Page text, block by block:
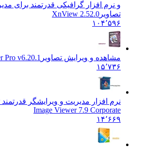
و نرم افزار گرافیکی قدرتمند برای مدیریت
XnView 2.52.0
۱۰۴٬۵۹۶
مشاهده و ویرایش تصاویر Pro v6.20.1
۱۵٬۷۳۶
نرم افزار مدیریت و ویرایشگر قدرتمند تصاویر
Image Viewer 7.9 Corporate
۱۴٬۶۶۹